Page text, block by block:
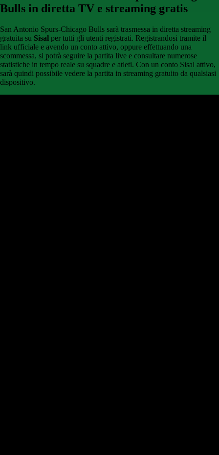
Bulls in diretta TV e streaming gratis
San Antonio Spurs-Chicago Bulls sarà trasmessa in diretta streaming
gratuita su Sisal per tutti gli utenti registrati. Registrandosi tramite il
link ufficiale e avendo un conto attivo, oppure effettuando una
scommessa, si potrà seguire la partita live e consultare numerose
statistiche in tempo reale su squadre e atleti. Con un conto Sisal attivo,
sarà quindi possibile vedere la partita in streaming gratuito da qualsiasi
dispositivo.